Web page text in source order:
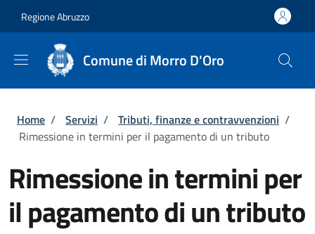
Regione Abruzzo
Comune di Morro D'Oro
Briciole di pane
Home / Servizi / Tributi, finanze e contravvenzioni /
Rimessione in termini per il pagamento di un tributo
Rimessione in termini per
il pagamento di un tributo